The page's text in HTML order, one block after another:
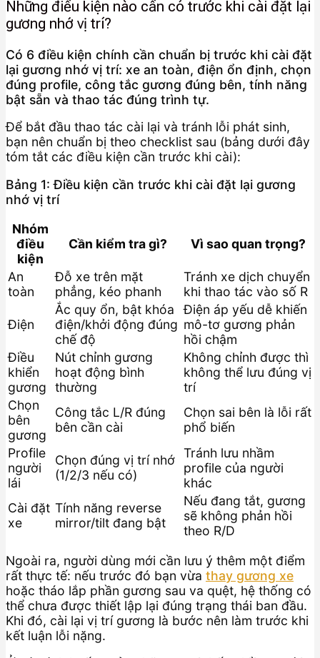
Những điều kiện nào cần có trước khi cài đặt lại
gương nhớ vị trí?
Có 6 điều kiện chính cần chuẩn bị trước khi cài đặt
lại gương nhớ vị trí: xe an toàn, điện ổn định, chọn
đúng profile, công tắc gương đúng bên, tính năng
bật sẵn và thao tác đúng trình tự.
Để bắt đầu thao tác cài lại và tránh lỗi phát sinh,
bạn nên chuẩn bị theo checklist sau (bảng dưới đây
tóm tắt các điều kiện cần trước khi cài):
Bảng 1: Điều kiện cần trước khi cài đặt lại gương
nhớ vị trí
Nhóm
điều
kiện
Cần kiểm tra gì? Vì sao quan trọng?
An
toàn
Đỗ xe trên mặt
phẳng, kéo phanh
Tránh xe dịch chuyển
khi thao tác vào số R
Điện
Ắc quy ổn, bật khóa
điện/khởi động đúng
chế độ
Điện áp yếu dễ khiến
mô-tơ gương phản
hồi chậm
Điều
khiển
gương
Nút chỉnh gương
hoạt động bình
thường
Không chỉnh được thì
không thể lưu đúng vị
trí
Chọn
bên
gương
Công tắc L/R đúng
bên cần cài
Chọn sai bên là lỗi rất
phổ biến
Profile
người
lái
Chọn đúng vị trí nhớ
(1/2/3 nếu có)
Tránh lưu nhầm
profile của người
khác
Cài đặt
xe
Tính năng reverse
mirror/tilt đang bật
Nếu đang tắt, gương
sẽ không phản hồi
theo R/D
Ngoài ra, người dùng mới cần lưu ý thêm một điểm
rất thực tế: nếu trước đó bạn vừa thay gương xe
hoặc tháo lắp phần gương sau va quệt, hệ thống có
thể chưa được thiết lập lại đúng trạng thái ban đầu.
Khi đó, cài lại vị trí gương là bước nên làm trước khi
kết luận lỗi nặng.